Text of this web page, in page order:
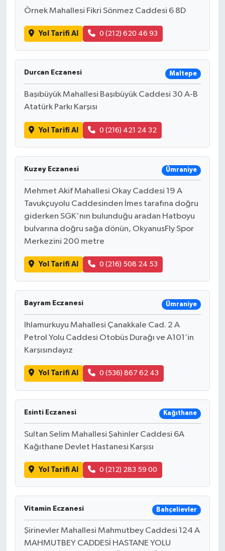
Örnek Mahallesi Fikri Sönmez Caddesi 6 8D
Yol Tarifi Al 0 (212) 620 46 93
Durcan Eczanesi Maltepe
Başıbüyük Mahallesi Başıbüyük Caddesi 30 A-B
Atatürk Parkı Karşısı
Yol Tarifi Al 0 (216) 421 24 32
Kuzey Eczanesi Ümraniye
Mehmet Akif Mahallesi Okay Caddesi 19 A
Tavukçuyolu Caddesinden İmes tarafına doğru
giderken SGK'nın bulunduğu aradan Hatboyu
bulvarına doğru sağa dönün, OkyanusFly Spor
Merkezini 200 metre
Yol Tarifi Al 0 (216) 508 24 53
Bayram Eczanesi Ümraniye
Ihlamurkuyu Mahallesi Çanakkale Cad. 2 A
Petrol Yolu Caddesi Otobüs Durağı ve A101’in
Karşısındayız
Yol Tarifi Al 0 (536) 867 62 43
Esinti Eczanesi Kağıthane
Sultan Selim Mahallesi Şahinler Caddesi 6A
Kağıthane Devlet Hastanesi Karşısı
Yol Tarifi Al 0 (212) 283 59 00
Vitamin Eczanesi Bahçelievler
Şirinevler Mahallesi Mahmutbey Caddesi 124 A
MAHMUTBEY CADDESİ HASTANE YOLU